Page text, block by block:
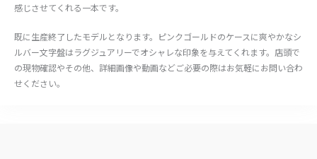
感じさせてくれる一本です。
既に生産終了したモデルとなります。ピンクゴールドのケースに爽やかなシ
ルバー文字盤はラグジュアリーでオシャレな印象を与えてくれます。店頭で
の現物確認やその他、詳細画像や動画などご必要の際はお気軽にお問い合わ
せください。